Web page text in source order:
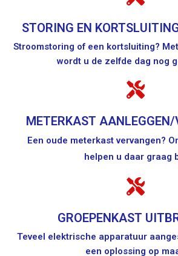
STORING EN
Stroomstoring of een kortsluiting?
wordt u de zelfde dag nog
METERKAST AANLEGGEN/
Een oude meterkast vervangen?
helpen u daar graag
GROEPENKAST
Teveel elektrische apparatuur
een oplossing op